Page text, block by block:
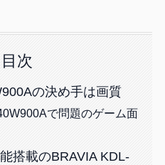
目次
の決め手は画質
で問題のゲーム面
搭載のBRAVIA KDL-